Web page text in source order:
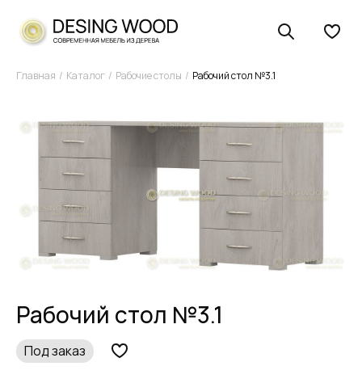
Главная Каталог Рабочие столы Рабочий стол №3.1
Рабочий стол №3.1
Под заказ